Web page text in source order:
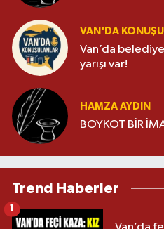
VAN'DA
Van’da
yarışı var!
HAMZA AYDIN
BOYKOT BİR
Trend Haberler
1